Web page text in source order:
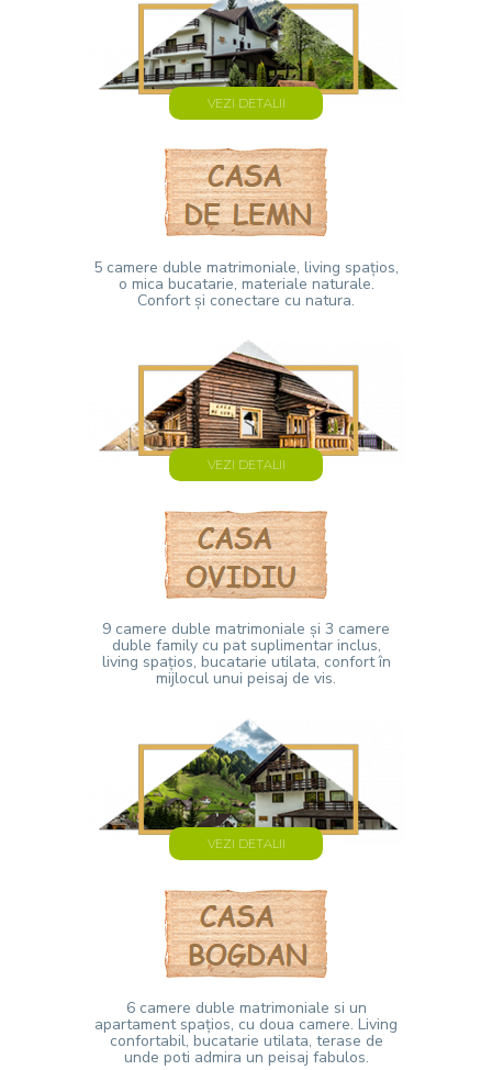
VEZI DETALII
5 camere duble matrimoniale, living spațios,
o mica bucatarie, materiale naturale.
Confort și conectare cu natura.
VEZI DETALII
9 camere duble matrimoniale și 3 camere
duble family cu pat suplimentar inclus,
living spațios, bucatarie utilata, confort în
mijlocul unui peisaj de vis.
VEZI DETALII
6 camere duble matrimoniale si un
apartament spațios, cu doua camere. Living
confortabil, bucatarie utilata, terase de
unde poti admira un peisaj fabulos.